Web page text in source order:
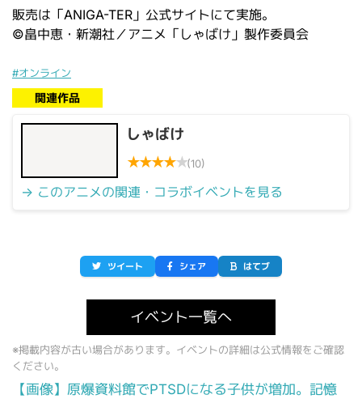
販売は「ANIGA-TER」公式サイトにて実施。
©畠中恵・新潮社／アニメ「しゃばけ」製作委員会
#オンライン
関連作品
しゃばけ
★★★★★(10)
→ このアニメの関連・コラボイベントを見る
ツイート シェア はてブ
イベント一覧へ
※掲載内容が古い場合があります。イベントの詳細は公式情報をご確認
ください。
【画像】原爆資料館でPTSDになる子供が増加。記憶